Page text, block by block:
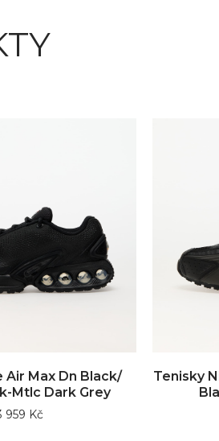
Air Max Dn Black/
Mtlc Dark Grey
959 Kč
Tenisky